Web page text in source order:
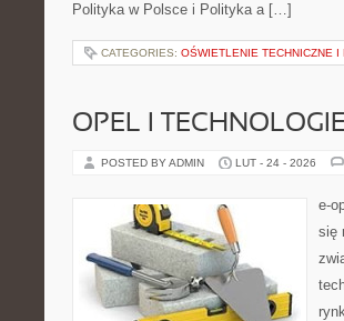
Polityka w Polsce i Polityka a […]
CATEGORIES: OŚWIETLENIE TECHNICZNE I
OPEL I TECHNOLOGIE
POSTED BY ADMIN LUT - 24 - 2026
e-
się